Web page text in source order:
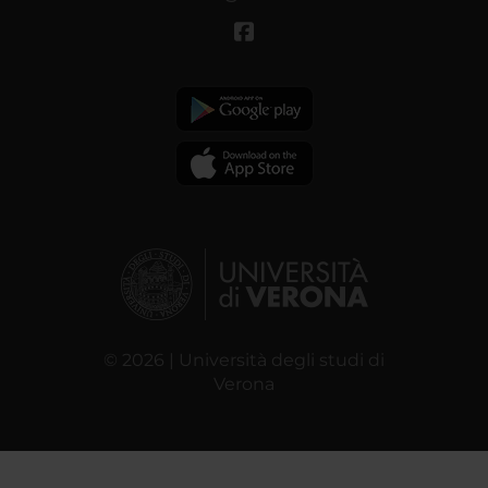
© 2026 | Università degli studi di
Verona